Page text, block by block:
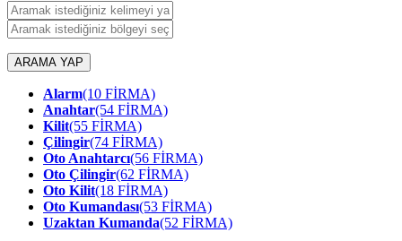
ARAMA YAP
Alarm(10 FİRMA)
Anahtar(54 FİRMA)
Kilit(55 FİRMA)
Çilingir(74 FİRMA)
Oto Anahtarcı(56 FİRMA)
Oto Çilingir(62 FİRMA)
Oto Kilit(18 FİRMA)
Oto Kumandası(53 FİRMA)
Uzaktan Kumanda(52 FİRMA)